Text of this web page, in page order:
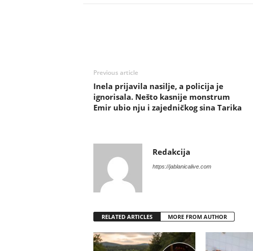
Previous article
Inela prijavila nasilje, a policija je
ignorisala. Nešto kasnije monstrum
Emir ubio nju i zajedničkog sina Tarika
Redakcija
https://jablanicalive.com
RELATED ARTICLES MORE FROM AUTHOR